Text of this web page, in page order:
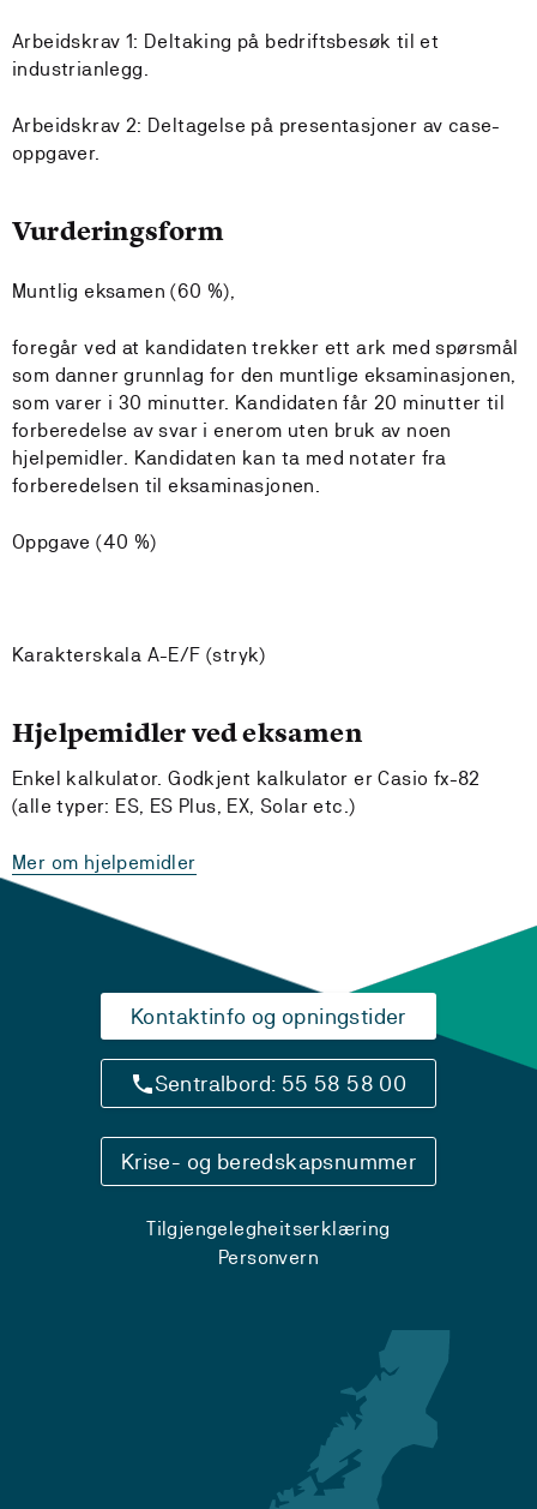
Arbeidskrav 1: Deltaking på bedriftsbesøk til et
industrianlegg.
Arbeidskrav 2: Deltagelse på presentasjoner av case-
oppgaver.
Vurderingsform
Muntlig eksamen (60 %),
foregår ved at kandidaten trekker ett ark med spørsmål
som danner grunnlag for den muntlige eksaminasjonen,
som varer i 30 minutter. Kandidaten får 20 minutter til
forberedelse av svar i enerom uten bruk av noen
hjelpemidler. Kandidaten kan ta med notater fra
forberedelsen til eksaminasjonen.
Oppgave (40 %)
Karakterskala A-E/F (stryk)
Hjelpemidler ved eksamen
Enkel kalkulator. Godkjent kalkulator er Casio fx-82
(alle typer: ES, ES Plus, EX, Solar etc.)
Mer om hjelpemidler
Kontaktinfo og opningstider
Sentralbord: 55 58 58 00
Krise- og beredskapsnummer
Tilgjengelegheitserklæring
Personvern